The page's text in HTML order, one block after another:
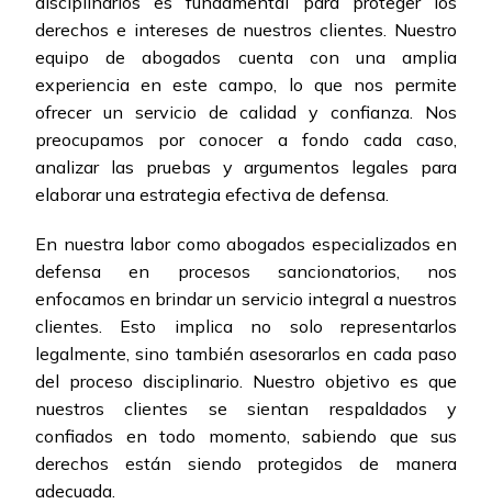
derechos e intereses de nuestros clientes. Nuestro
equipo de abogados cuenta con una amplia
experiencia en este campo, lo que nos permite
ofrecer un servicio de calidad y confianza. Nos
preocupamos por conocer a fondo cada caso,
analizar las pruebas y argumentos legales para
elaborar una estrategia efectiva de defensa.
En nuestra labor como abogados especializados en
defensa en procesos sancionatorios, nos
enfocamos en brindar un servicio integral a nuestros
clientes. Esto implica no solo representarlos
legalmente, sino también asesorarlos en cada paso
del proceso disciplinario. Nuestro objetivo es que
nuestros clientes se sientan respaldados y
confiados en todo momento, sabiendo que sus
derechos están siendo protegidos de manera
adecuada.